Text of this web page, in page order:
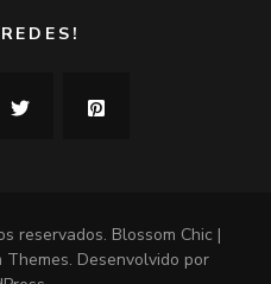
reservados. Blossom Chic |
Themes. Desenvolvido por